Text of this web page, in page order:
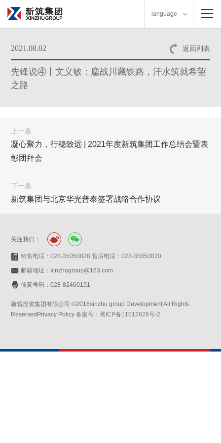
language
返回列表
2021.08.02
先锋说④丨文义敏：鏖战川藏铁路，汗水筑就希望
之路
上一条
凝心聚力，行稳致远 | 2021年度新筑集团工作总结会暨表
彰团拜会
下一条
新筑集团与北京华光普泰签署战略合作协议
关注我们：
销售电话：028-35050828 售后电话：028-35050820
邮箱地址：xinzhugroup@163.com
传真号码：028-82460151
新筑投资集团有限公司 ©2016xinzhu group Development All Rights
ReservedPrivacy Policy备案号：蜀ICP备11012626号-2